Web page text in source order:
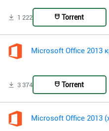
1 222 Torrent
Microsoft Office 2013
3 374 Torrent
Microsoft Office 2013